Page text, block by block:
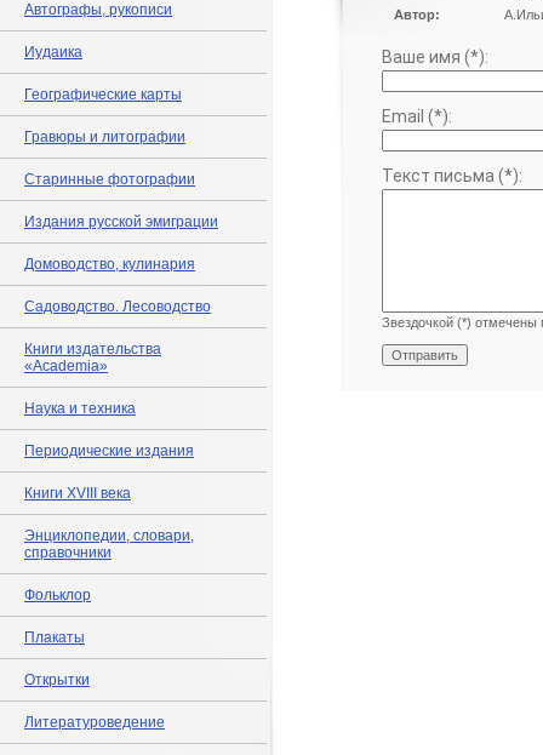
Автографы, рукописи
Иудаика
Географические карты
Гравюры и литографии
Старинные фотографии
Издания русской эмиграции
Домоводство, кулинария
Садоводство. Лесоводство
Книги издательства
«Academia»
Наука и техника
Периодические издания
Книги XVIII века
Энциклопедии, словари,
справочники
Фольклор
Плакаты
Открытки
Литературоведение
Автор:
Ваше имя (*):
Email (*):
Текст письма (*):
Звездочкой (*) отмечены